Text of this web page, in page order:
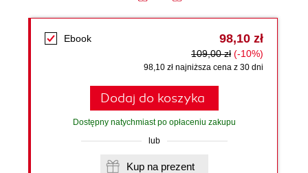
Ebook 98,10 zł
109,00 zł (-10%)
98,10 zł najniższa cena z 30 dni
Dodaj do koszyka
Dostępny natychmiast po opłaceniu zakupu
lub
Kup na prezent